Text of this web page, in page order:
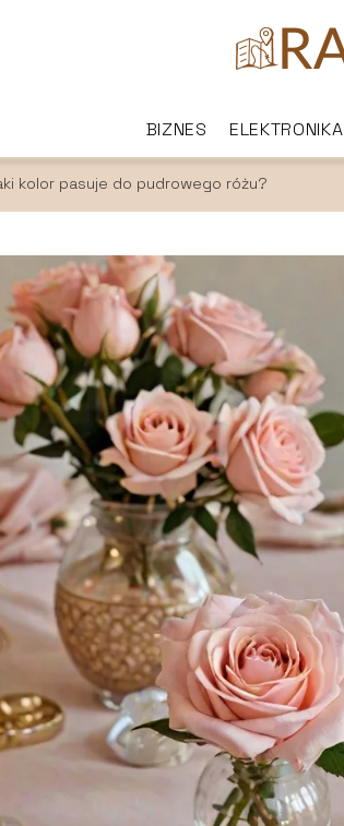
BIZNES ELEKTRONIKA
kolor pasuje do pudrowego różu?